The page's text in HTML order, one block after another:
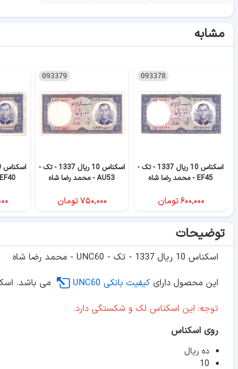
مشابه
093378
اسکناس 10 ریال 1337 - تک -
EF45 - محمد رضا شاه
۶۰۰,۰۰۰تومان
093379
اسکناس 10 ریال 1337 - تک -
AU53 - محمد رضا شاه
۷۵۰,۰۰۰تومان
EF40 - محمد رضا شاه
توضیحات
اسکناس 10 ریال 1337 - تک - UNC60 - محمد رضا شاه
این محصول دارای کیفیت بانکی UNC60
می باشد.
توجه: این اسکناس لک و شکستگی دارد.
روی اسکناس
ده ریال
10